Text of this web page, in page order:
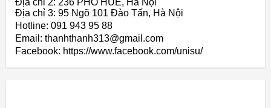
Địa chỉ 3: 95 Ngõ 101 Đào Tấn, Hà Nội
Hotline: 091 943 95 88
Email: thanhthanh313@gmail.com
Facebook: https://www.facebook.com/unisu/